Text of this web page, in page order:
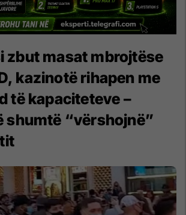
zbut masat mbrojtëse
kazinotë rihapen me
të kapaciteteve –
shumtë “vërshojnë”